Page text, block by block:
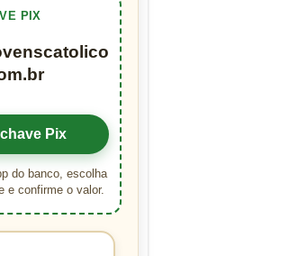
PIX
Pix
do banco, escolha
e confirme o valor.